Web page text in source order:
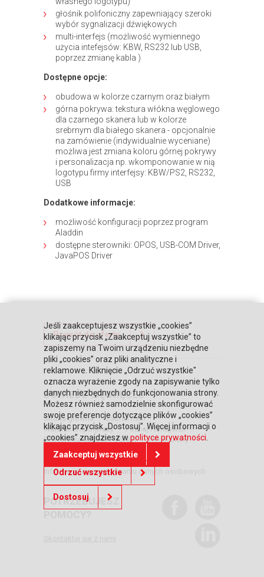
głośnik polifoniczny zapewniający szeroki
wybór sygnalizacji dźwiękowych
multi-interfejs (możliwość wymiennego
użycia intefejsów: KBW, RS232 lub USB,
poprzez zmianę kabla )
Dostępne opcje:
obudowa w kolorze czarnym oraz białym
górna pokrywa: tekstura włókna węglowego
dla czarnego skanera lub w kolorze
srebrnym dla białego skanera - opcjonalnie
na zamówienie (indywidualnie wyceniane)
możliwa jest zmiana koloru górnej pokrywy
i personalizacja np. wkomponowanie w nią
logotypu firmy interfejsy: KBW/PS2, RS232,
USB
Dodatkowe informacje:
możliwość konfiguracji poprzez program
Aladdin
dostępne sterowniki: OPOS, USB-COM Driver,
JavaPOS Driver
Powrót do oferty
DOWIEDZ SIĘ WIĘCEJ
Strona główna
Zaufali nam
Warunki współpracy
Poznaj Honeywell
BLIKIEM na kasach POSNET
Regulaminy
RODO
Relacje inwestorskie
Polityka prywatności
Informacja o przetwarzaniu danych osobowych
POTRZEBUJESZ
Jeśli zaakceptujesz wszystkie „cookies”
klikając przycisk „Zaakceptuj wszystkie” to
zapiszemy na Twoim urządzeniu niezbędne
pliki „cookies” oraz pliki analityczne i
reklamowe. Kliknięcie „Odrzuć wszystkie"
oznacza wyrażenie zgody na zapisywanie tylko
danych niezbędnych do funkcjonowania strony.
Możesz również samodzielnie skonfigurować
swoje preferencje dotyczące plików „cookies”
klikając przycisk „Dostosuj”. Więcej informacji o
„cookies” znajdziesz w polityce prywatności
Zaakceptuj wszystkie
Odrzuć wszystkie
Dostosuj